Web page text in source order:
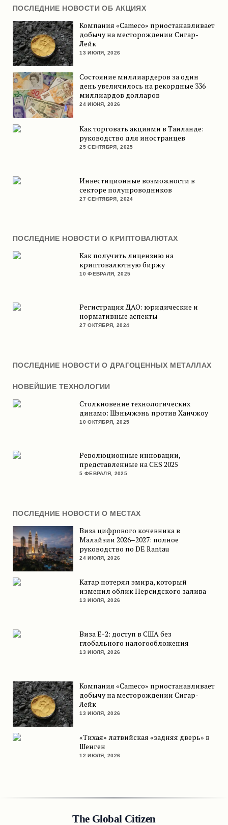
ПОСЛЕДНИЕ НОВОСТИ ОБ АКЦИЯХ
Компания «Cameco» приостанавливает
добычу на месторождении Сигар-
Лейк
13 ИЮЛЯ, 2026
Состояние миллиардеров за один
день увеличилось на рекордные 336
миллиардов долларов
24 ИЮНЯ, 2026
Как торговать акциями в Таиланде:
руководство для иностранцев
25 СЕНТЯБРЯ, 2025
Инвестиционные возможности в
секторе полупроводников
27 СЕНТЯБРЯ, 2024
ПОСЛЕДНИЕ НОВОСТИ О КРИПТОВАЛЮТАХ
Как получить лицензию на
криптовалютную биржу
10 ФЕВРАЛЯ, 2025
Регистрация ДАО: юридические и
нормативные аспекты
27 ОКТЯБРЯ, 2024
ПОСЛЕДНИЕ НОВОСТИ О ДРАГОЦЕННЫХ МЕТАЛЛАХ
НОВЕЙШИЕ ТЕХНОЛОГИИ
Столкновение технологических
динамо: Шэньчжэнь против Ханчжоу
10 ОКТЯБРЯ, 2025
Революционные инновации,
представленные на CES 2025
5 ФЕВРАЛЯ, 2025
ПОСЛЕДНИЕ НОВОСТИ О МЕСТАХ
Виза цифрового кочевника в
Малайзии 2026–2027: полное
руководство по DE Rantau
24 ИЮЛЯ, 2026
Катар потерял эмира, который
изменил облик Персидского залива
13 ИЮЛЯ, 2026
Виза E-2: доступ в США без
глобального налогообложения
13 ИЮЛЯ, 2026
Компания «Cameco» приостанавливает
добычу на месторождении Сигар-
Лейк
13 ИЮЛЯ, 2026
«Тихая» латвийская «задняя дверь» в
Шенген
12 ИЮЛЯ, 2026
The Global Citizen